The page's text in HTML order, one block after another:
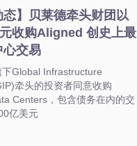
态】贝莱德牵头财团以
收购Aligned 创史上最
心交易
下Global Infrastructure
牵头的投资者同意收购
Centers，包含债务在内的交
亿美元